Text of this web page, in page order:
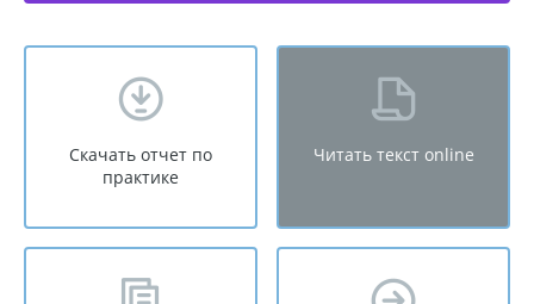
Скачать отчет по
практике
Читать текст online